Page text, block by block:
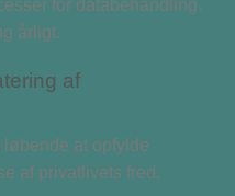
for databehandling.
årligt.
af
at opfylde
af privatlivets fred.